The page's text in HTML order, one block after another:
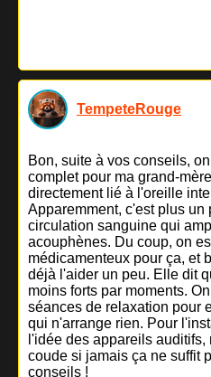
TempeteRouge
Bon, suite à vos conseils,
complet pour ma grand-
directement lié à l'oreille
Apparemment, c'est plus
circulation sanguine qui
acouphènes. Du coup, on
médicamenteux pour ça, et
déjà l'aider un peu. Elle dit
moins forts par moments.
séances de relaxation pour
qui n'arrange rien. Pour
l'idée des appareils
coude si jamais ça ne suffit
conseils !